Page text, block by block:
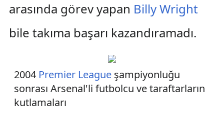
arasında görev yapan Billy Wright
bile takıma başarı kazandıramadı.
2004 Premier League şampiyonluğu
sonrası Arsenal'li futbolcu ve taraftarların
kutlamaları